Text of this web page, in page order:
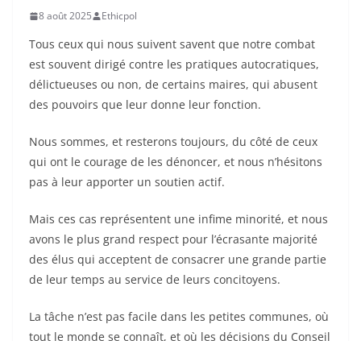
8 août 2025 Ethicpol
Tous ceux qui nous suivent savent que notre combat
est souvent dirigé contre les pratiques autocratiques,
délictueuses ou non, de certains maires, qui abusent
des pouvoirs que leur donne leur fonction.
Nous sommes, et resterons toujours, du côté de ceux
qui ont le courage de les dénoncer, et nous n’hésitons
pas à leur apporter un soutien actif.
Mais ces cas représentent une infime minorité, et nous
avons le plus grand respect pour l’écrasante majorité
des élus qui acceptent de consacrer une grande partie
de leur temps au service de leurs concitoyens.
La tâche n’est pas facile dans les petites communes, où
tout le monde se connaît, et où les décisions du Conseil